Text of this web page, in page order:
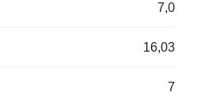
7,0
16,03
7